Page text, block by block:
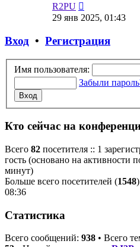
R2PU
к
29 янв 2025, 01:43
Вход • Регистрация
Имя пользователя:
Забыли
Кто сейчас на
Всего 82 посетителя :: 1
гость (основано на активности
минут)
Больше всего посетителей (1548
08:36
Статистика
Всего сообщений: 938 • Всего